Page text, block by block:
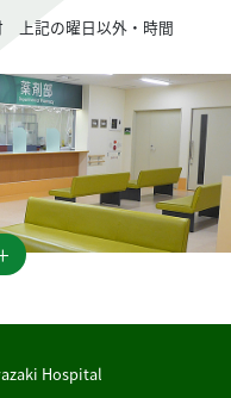
上記の曜日以外・時間
Hospital